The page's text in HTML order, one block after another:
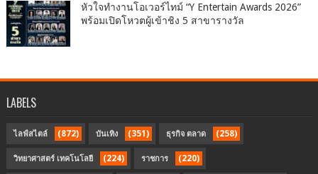
หัวใจทำงานโอเวอร์ไทม์ “Y Entertain Awards 2026”
พร้อมเปิดโหวตผู้เข้าชิง 5 สาขารางวัล
LABELS
ไลฟ์สไตล์ (872) บันเทิง (351) ธุรกิจ ตลาด (258)
วิทยาศาสตร์ เทคโนโลยี (224) ราชการ (220)